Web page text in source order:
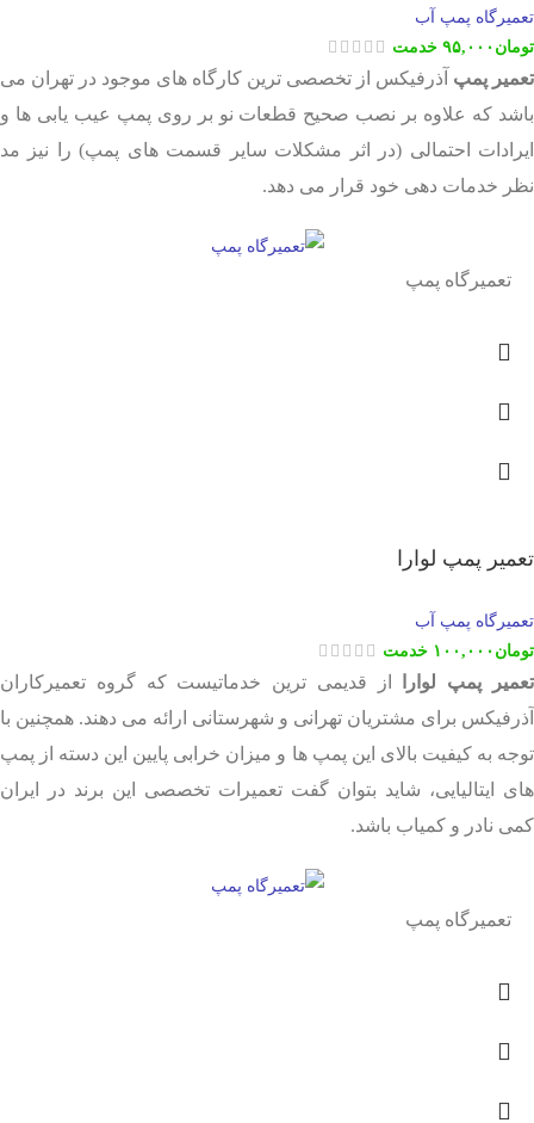
تعمیرگاه پمپ آب
تومان ۹۵,۰۰۰ خدمت
تعمیر پمپ آذرفیکس از تخصصی ترین کارگاه های موجود در تهران می
باشد که علاوه بر نصب صحیح قطعات نو بر روی پمپ عیب یابی ها و
ایرادات احتمالی (در اثر مشکلات سایر قسمت های پمپ) را نیز مد
نظر خدمات دهی خود قرار می دهد.
تعمیرگاه پمپ
تعمیر پمپ لوارا
تعمیرگاه پمپ آب
تومان ۱۰۰,۰۰۰ خدمت
تعمیر پمپ لوارا
از قدیمی ترین خدماتیست که گروه تعمیرکاران
آذرفیکس برای مشتریان تهرانی و شهرستانی ارائه می دهند. همچنین با
توجه به کیفیت بالای این پمپ ها و میزان خرابی پایین این دسته از پمپ
های ایتالیایی، شاید بتوان گفت تعمیرات تخصصی این برند در ایران
کمی نادر و کمیاب باشد.
تعمیرگاه پمپ